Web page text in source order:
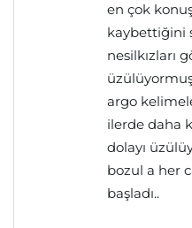
en çok
kaybettiğini
nesilkızları
argo
ilerde daha
dolayı
bozul a her
başladı..